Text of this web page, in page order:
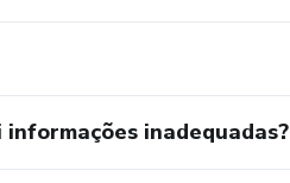
inadequadas?